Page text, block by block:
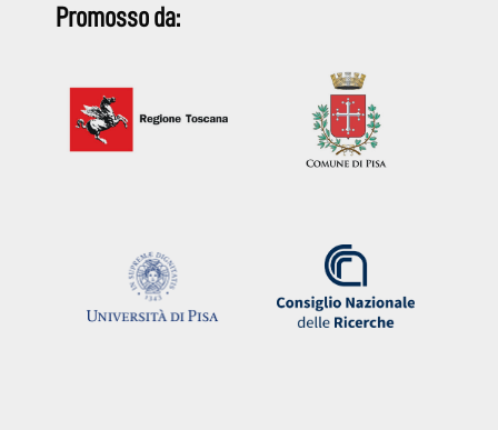
Promosso da: